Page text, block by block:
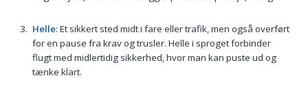
Helle: Et sikkert sted midt i fare eller trafik, men også overført
for en pause fra krav og trusler. Helle i sproget forbinder
flugt med midlertidig sikkerhed, hvor man kan puste ud og
tænke klart.